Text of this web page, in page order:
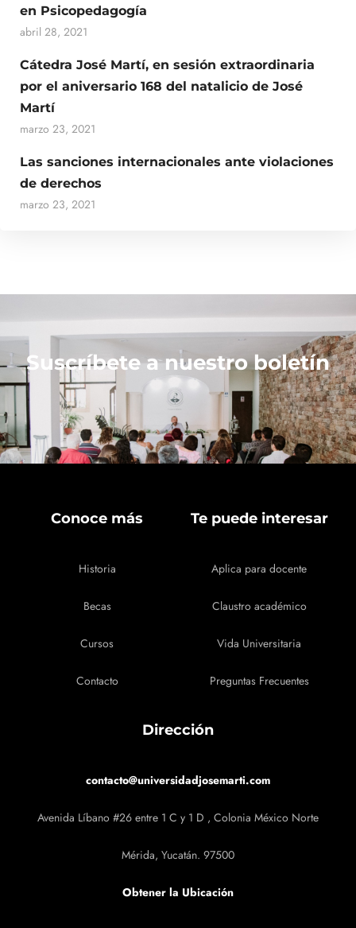
en Psicopedagogía
abril 28, 2021
Cátedra José Martí, en sesión extraordinaria
por el aniversario 168 del natalicio de José
Martí
marzo 23, 2021
Las sanciones internacionales ante violaciones
de derechos
marzo 23, 2021
Suscríbete a nuestro boletín
Conoce más
Historia
Becas
Cursos
Contacto
Te puede interesar
Aplica para docente
Claustro académico
Vida Universitaria
Preguntas Frecuentes
Dirección
contacto@universidadjosemarti.com
Avenida Líbano #26 entre 1 C y 1 D , Colonia México Norte
Mérida, Yucatán. 97500
Obtener la Ubicación